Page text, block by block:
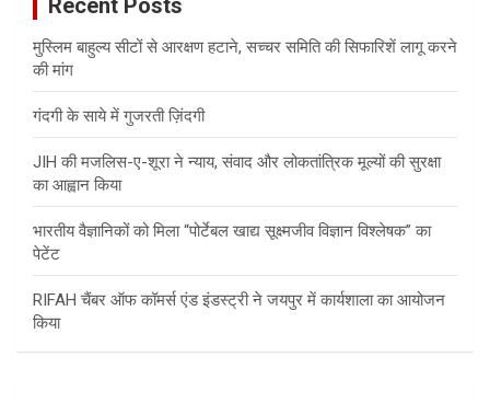
मुस्लिम बाहुल्य सीटों से आरक्षण हटाने, सच्चर समिति की सिफारिशें लागू करने
की मांग
गंदगी के साये में गुजरती ज़िंदगी
JIH की मजलिस-ए-शूरा ने न्याय, संवाद और लोकतांत्रिक मूल्यों की सुरक्षा
का आह्वान किया
भारतीय वैज्ञानिकों को मिला “पोर्टेबल खाद्य सूक्ष्मजीव विज्ञान विश्लेषक” का
पेटेंट
RIFAH चैंबर ऑफ कॉमर्स एंड इंडस्ट्री ने जयपुर में कार्यशाला का आयोजन
किया